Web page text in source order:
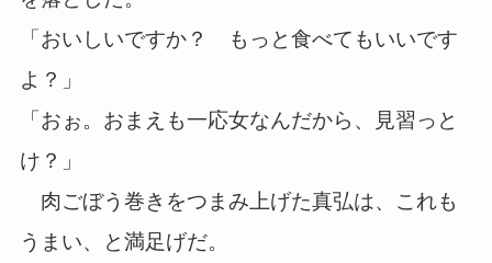
「おいしいですか？ もっと食べてもいいです
よ？」
「おぉ。おまえも一応女なんだから、見習っと
け？」
肉ごぼう巻きをつまみ上げた真弘は、これも
うまい、と満足げだ。